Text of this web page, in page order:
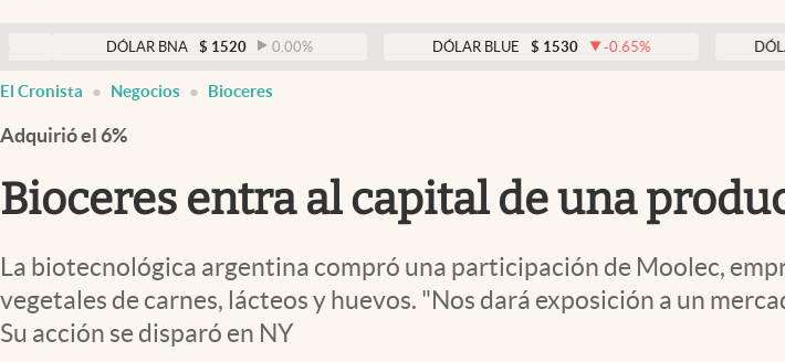
Clima
El Cronista Studio
DÓLAR BNA $ 1520 0.00% DÓLAR BLUE $ 1530 -0.65 % DÓLAR
El Cronista Negocios Bioceres
Adquirió el 6%
Bioceres entra al capital de una
La biotecnológica argentina compró una participación de Moolec,
vegetales de carnes, lácteos y huevos. "Nos dará exposición a un
Su acción se disparó en NY